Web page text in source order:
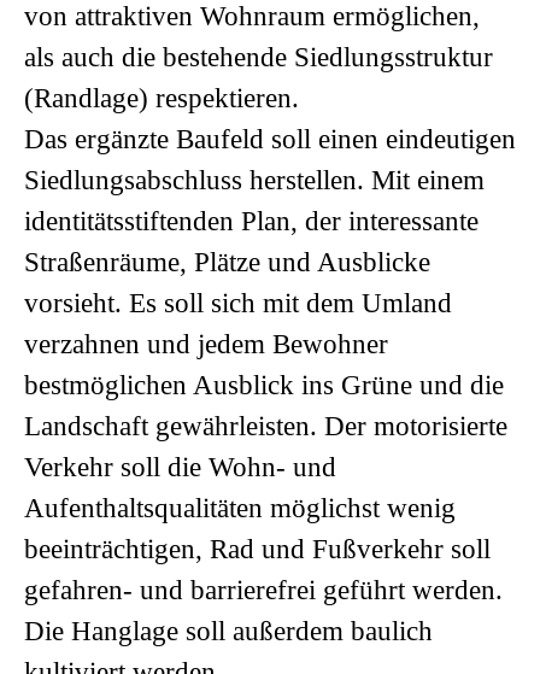
von attraktiven Wohnraum ermöglichen,
als auch die bestehende Siedlungsstruktur
(Randlage) respektieren.
Das ergänzte Baufeld soll einen eindeutigen
Siedlungsabschluss herstellen. Mit einem
identitätsstiftenden Plan, der interessante
Straßenräume, Plätze und Ausblicke
vorsieht. Es soll sich mit dem Umland
verzahnen und jedem Bewohner
bestmöglichen Ausblick ins Grüne und die
Landschaft gewährleisten. Der motorisierte
Verkehr soll die Wohn- und
Aufenthaltsqualitäten möglichst wenig
beeinträchtigen, Rad und Fußverkehr soll
gefahren- und barrierefrei geführt werden.
Die Hanglage soll außerdem baulich